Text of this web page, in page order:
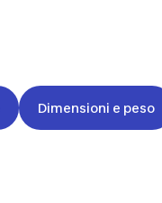
Dimensioni e peso